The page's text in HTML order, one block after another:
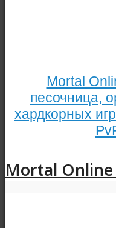
Mortal
песочница,
хардкорных
Mortal Online